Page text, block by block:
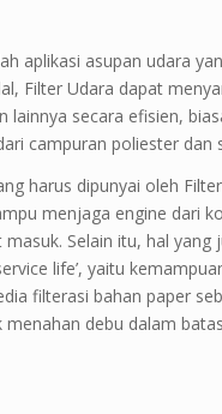
aplikasi asupan udara
Filter Udara dapat
lainnya secara efisien,
campuran poliester dan
harus dipunyai oleh
menjaga engine dari
Selain itu, hal yang
life’, yaitu
filterasi bahan paper
menahan debu dalam